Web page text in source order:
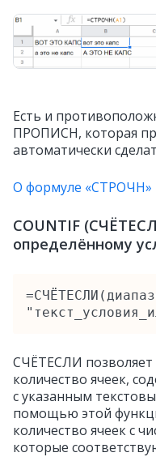
Есть и
ПРОПИСН, которая
автоматически
О формуле «СТРОЧН»
COUNTIF
определённому
СЧЁТЕСЛИ позволяет
количество ячеек,
с указанным
помощью этой
количество ячеек с
которые